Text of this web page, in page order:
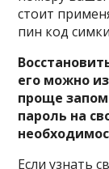
стоит
пин код
его можно
проще
пароль на
Если узнать